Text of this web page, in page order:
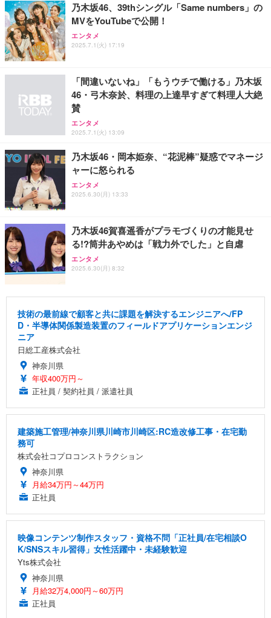
乃木坂46、39thシングル「Same numbers」の
MVをYouTubeで公開！
エンタメ
2025.7.1(火) 17:19
「間違いないね」「もうウチで働ける」乃木坂
46・弓木奈於、料理の上達早すぎて料理人大絶
賛
エンタメ
2025.7.1(火) 13:09
乃木坂46・岡本姫奈、“花泥棒”疑惑でマネージ
ャーに怒られる
エンタメ
2025.6.30(月) 13:33
乃木坂46賀喜遥香がプラモづくりの才能見せ
る!?筒井あやめは「戦力外でした」と自虐
エンタメ
2025.6.30(月) 8:32
技術の最前線で顧客と共に課題を解決するエンジニアへ/FP
D・半導体関係製造装置のフィールドアプリケーションエンジ
ニア
日総工産株式会社
神奈川県
年収400万円～
正社員 / 契約社員 / 派遣社員
建築施工管理/神奈川県川崎市川崎区:RC造改修工事・在宅勤
務可
株式会社コプロコンストラクション
神奈川県
月給34万円～44万円
正社員
映像コンテンツ制作スタッフ・資格不問「正社員/在宅相談O
K/SNSスキル習得」女性活躍中・未経験歓迎
Yts株式会社
神奈川県
月給32万4,000円～60万円
正社員